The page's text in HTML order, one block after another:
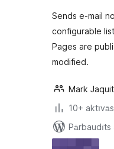
Sends e-mail
configurable
Pages are
modified.
Mark
10+
Pārbaudīts